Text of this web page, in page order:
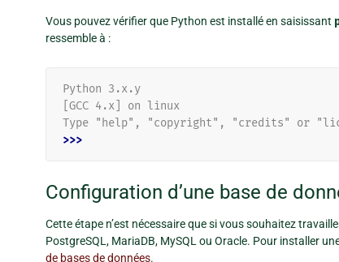
Vous pouvez vérifier que Python est installé en saisissant
ressemble à :
Python 3.x.y
[GCC 4.x] on linux
Type "help", "copyright", "credits" or
>>>
Configuration d’une base de
Cette étape n’est nécessaire que si vous souhaitez
PostgreSQL, MariaDB, MySQL ou Oracle. Pour installer
de bases de données.